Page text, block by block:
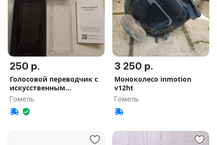
250 р.
Голосовой переводчик с
искусственным
интеллектом
Гомель
3 250 р.
Моноколесо inmotion
v12ht
Гомель